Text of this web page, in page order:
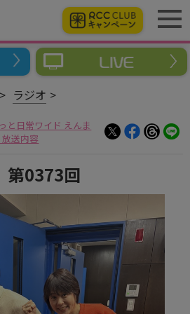
ラジオ
と日常ワイド えんま
送内容
第0373回